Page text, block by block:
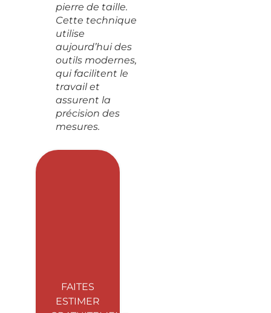
pierre de taille.
Cette technique
utilise
aujourd’hui des
outils modernes,
qui facilitent le
travail et
assurent la
précision des
mesures.
FAITES
ESTIMER